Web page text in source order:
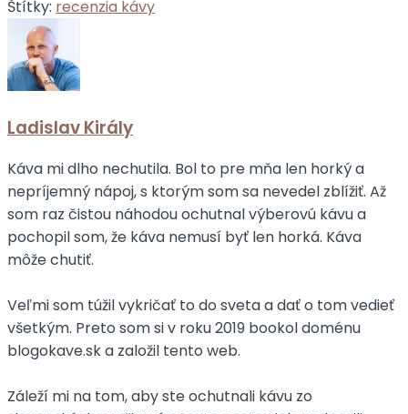
Štítky: recenzia kávy
Ladislav Király
Káva mi dlho nechutila. Bol to pre mňa len horký a
nepríjemný nápoj, s ktorým som sa nevedel zblížiť. Až
som raz čistou náhodou ochutnal výberovú kávu a
pochopil som, že káva nemusí byť len horká. Káva
môže chutiť.
Veľmi som túžil vykričať to do sveta a dať o tom vedieť
všetkým. Preto som si v roku 2019 bookol doménu
blogokave.sk a založil tento web.
Záleží mi na tom, aby ste ochutnali kávu zo